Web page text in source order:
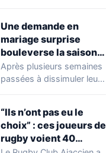
Une demande en
mariage surprise
bouleverse la saison
de Secret Story
Après plusieurs semaines
passées à dissimuler leur
“Ils n’ont pas eu le
choix” : ces joueurs de
rugby voient 40